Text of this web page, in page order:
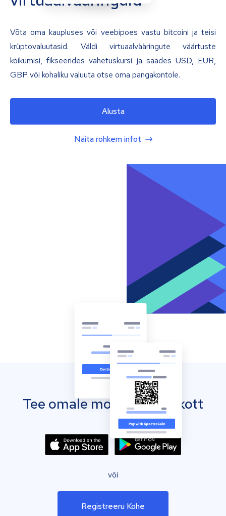
Võta oma kaupluses või veebipoes vastu bitcoini ja teisi
krüptovaluutasid. Väldi virtuaalvääringute väärtuste
kõikumisi, fikseerides vahetuskursi ja saades USD, EUR,
GBP või kohaliku valuuta otse oma pangakontole.
Alusta
Näita rohkem infot
Tee omale mobiilne rahakott
või
Registreeru Kohe